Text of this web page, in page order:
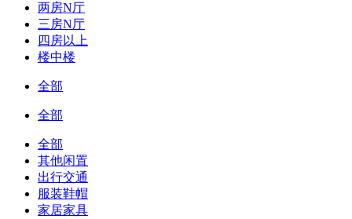
两房N厅
三房N厅
四房以上
楼中楼
全部
全部
全部
其他闲置
出行交通
服装鞋帽
家居家具